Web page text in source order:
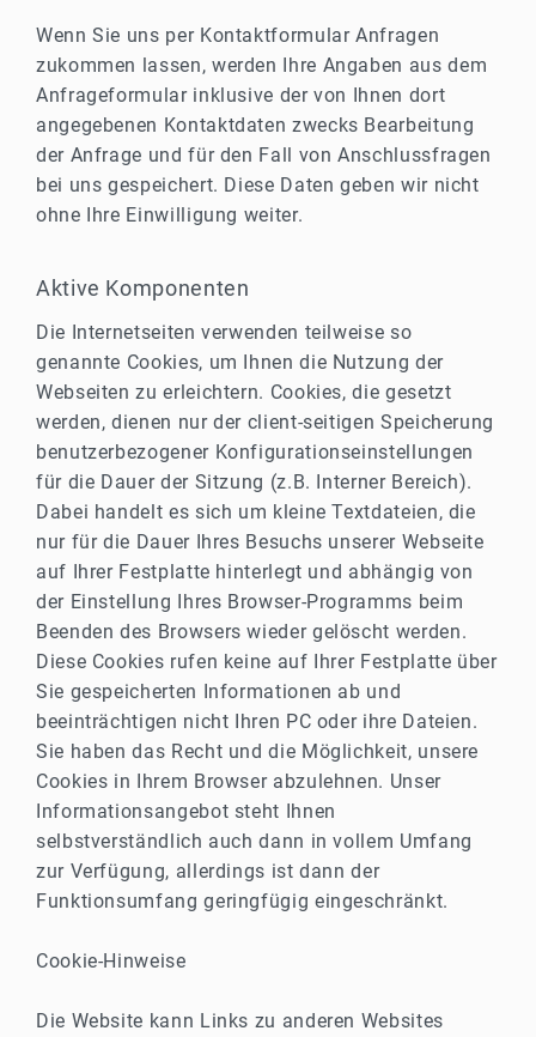
Wenn Sie uns per Kontaktformular Anfragen
zukommen lassen, werden Ihre Angaben aus dem
Anfrageformular inklusive der von Ihnen dort
angegebenen Kontaktdaten zwecks Bearbeitung
der Anfrage und für den Fall von Anschlussfragen
bei uns gespeichert. Diese Daten geben wir nicht
ohne Ihre Einwilligung weiter.
Aktive Komponenten
Die Internetseiten verwenden teilweise so
genannte Cookies, um Ihnen die Nutzung der
Webseiten zu erleichtern. Cookies, die gesetzt
werden, dienen nur der client-seitigen Speicherung
benutzerbezogener Konfigurationseinstellungen
für die Dauer der Sitzung (z.B. Interner Bereich).
Dabei handelt es sich um kleine Textdateien, die
nur für die Dauer Ihres Besuchs unserer Webseite
auf Ihrer Festplatte hinterlegt und abhängig von
der Einstellung Ihres Browser-Programms beim
Beenden des Browsers wieder gelöscht werden.
Diese Cookies rufen keine auf Ihrer Festplatte über
Sie gespeicherten Informationen ab und
beeinträchtigen nicht Ihren PC oder ihre Dateien.
Sie haben das Recht und die Möglichkeit, unsere
Cookies in Ihrem Browser abzulehnen. Unser
Informationsangebot steht Ihnen
selbstverständlich auch dann in vollem Umfang
zur Verfügung, allerdings ist dann der
Funktionsumfang geringfügig eingeschränkt.
Cookie-Hinweise
Die Website kann Links zu anderen Websites